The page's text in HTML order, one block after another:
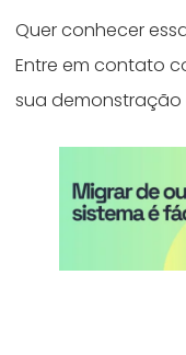
Quer conhecer
Entre em contato
sua